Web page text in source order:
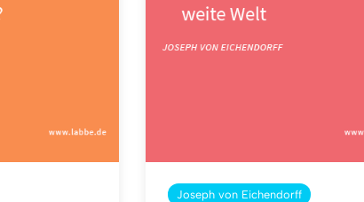
Joseph von Eichendorff